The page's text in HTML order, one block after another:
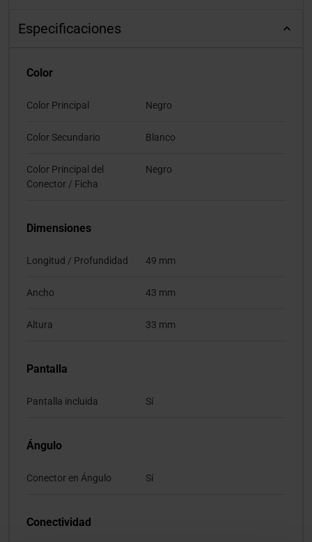
Especificaciones
Color
Color Principal Negro
Color Secundario Blanco
Color Principal del
Conector / Ficha
Negro
Dimensiones
Longitud / Profundidad 49 mm
Ancho 43 mm
Altura 33 mm
Pantalla
Pantalla incluida Sí
Ángulo
Conector en Ángulo Sí
Conectividad